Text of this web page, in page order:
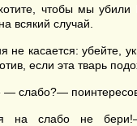
чтобы мы убили
всякий случай.
касается: убейте,
если эта тварь
слабо?—
слабо не бери!—